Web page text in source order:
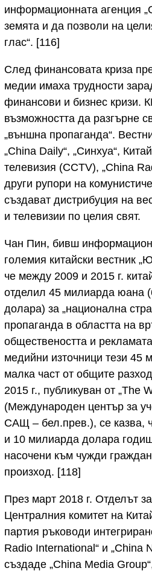
информационната агенция
земята и да позволи на
глас“. [116]
След финансовата криза
медии имаха трудности
финансови и бизнес кризи.
възможността да разгърне
„външна пропаганда“.
„China Daily“, „Синхуа“,
телевизия (CCTV), „China
други рупори на
създават дистрибуция на
и телевизии по целия свят.
Чан Пин, бивш
големия китайски вестник
че между 2009 и 2015 г.
отделил 45 милиарда юана
долара) за „национална
пропаганда в областта на
обществеността и
медийни източници тези 45
малка част от общите
2015 г., публикуван от „The
(Международен център за
САЩ – бел.прев.), се казва,
и 10 милиарда долара
насочени към чужди
произход. [118]
През март 2018 г. Отделът
Централния комитет на
партия ръководи
Radio International“ и „China
създаде „China Media